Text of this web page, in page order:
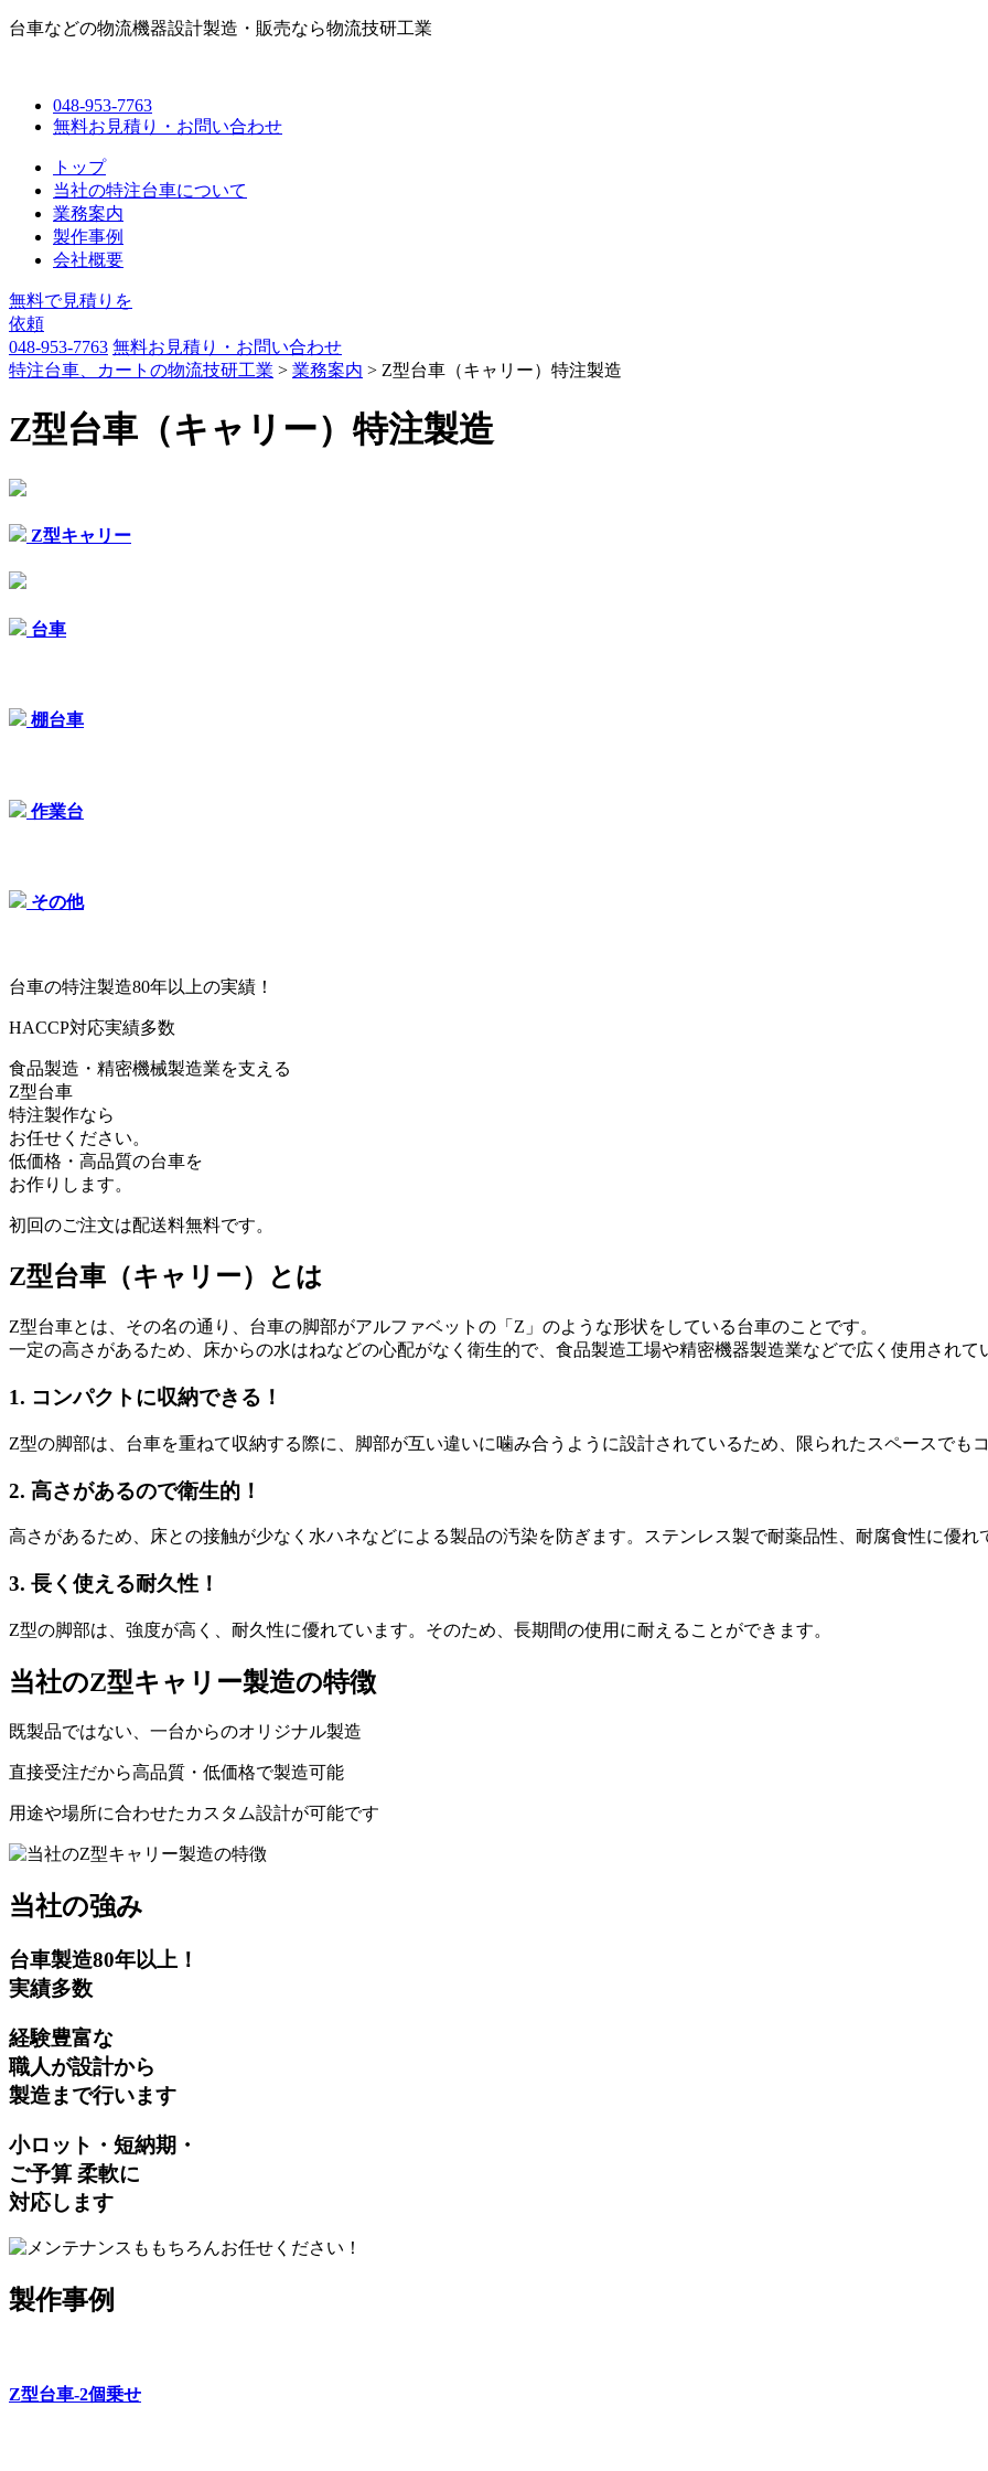
台車などの物流機器設計製造・販売なら物流技研工業
048-953-7763
無料お見積り・お問い合わせ
トップ
当社の特注台車について
業務案内
製作事例
会社概要
無料で見積りを
依頼
048-953-7763 無料お見積り・お問い合わせ
特注台車、カートの物流技研工業 > 業務案内 > Z型台車（キャリー）特注製造
Z型台車（キャリー）特注製造
Z型キャリー
台車
棚台車
作業台
その他
台車の特注製造80年以上の実績！
HACCP対応実績多数
食品製造・精密機械製造業を支える
Z型台車
特注製作なら
お任せください。
低価格・高品質の台車を
お作りします。
初回のご注文は配送料無料です。
Z型台車（キャリー）とは
Z型台車とは、その名の通り、台車の脚部がアルファベットの「Z」のような形状をしている台車のことです。
一定の高さがあるため、床からの水はねなどの心配がなく衛生的で、食品製造工場や精密機器製造業などで広く使用されて
1. コンパクトに収納できる！
Z型の脚部は、台車を重ねて収納する際に、脚部が互い違いに噛み合うように設計されているため、限られたスペースでも
2. 高さがあるので衛生的！
高さがあるため、床との接触が少なく水ハネなどによる製品の汚染を防ぎます。ステンレス製で耐薬品性、耐腐食性に優れ
3. 長く使える耐久性！
Z型の脚部は、強度が高く、耐久性に優れています。そのため、長期間の使用に耐えることができます。
当社のZ型キャリー製造の特徴
既製品ではない、一台からのオリジナル製造
直接受注だから高品質・低価格で製造可能
用途や場所に合わせたカスタム設計が可能です
当社の強み
台車製造80年以上！
実績多数
経験豊富な
職人が設計から
製造まで行います
小ロット・短納期・
ご予算 柔軟に
対応します
製作事例
Z型台車-2個乗せ